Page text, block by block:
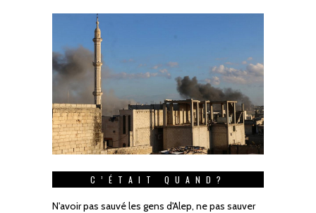
C’ÉTAIT QUAND?
N'avoir pas sauvé les gens d'Alep, ne pas sauver